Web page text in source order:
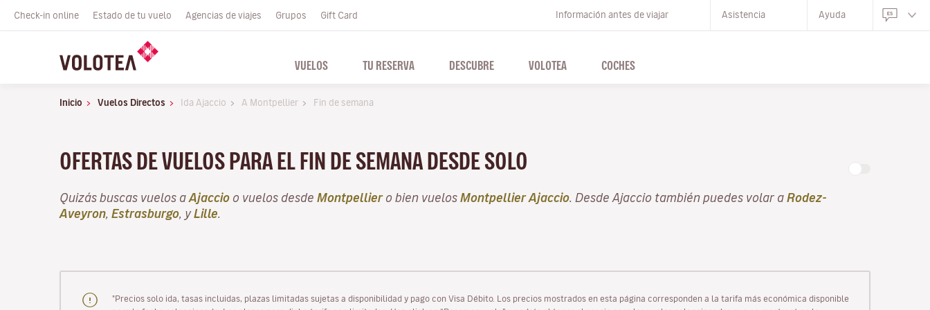
Check-in online Estado de tu vuelo Agencias de viajes Grupos Gift Card Información antes de viajar Asistencia Ayuda
VUELOS TU RESERVA DESCUBRE VOLOTEA COCHES
Inicio Vuelos Directos Ida Ajaccio A Montpellier Fin de semana
OFERTAS DE VUELOS PARA EL FIN DE SEMANA DESDE SOLO
Quizás buscas vuelos a Ajaccio o vuelos desde Montpelliero bien vuelos Montpellier Ajaccio . Desde Ajaccio también puedes volar a Rodez-
Aveyron Estrasburgo , yLille
"Precios solo ida, tasas incluidas, plazas limitadas sujetas a disponibilidad y pago con Visa Débito. Los precios mostrados en esta página corresponden a la tarifa más económica disponible